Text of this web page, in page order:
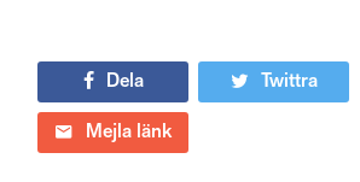
Dela
Twittra
Mejla länk